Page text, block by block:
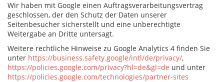
Wir haben mit Google einen Auftragsverarbeitungsvertrag
geschlossen, der den Schutz der Daten unserer
Seitenbesucher sicherstellt und eine unberechtigte
Weitergabe an Dritte untersagt.
Weitere rechtliche Hinweise zu Google Analytics 4 finden Sie
unter https://business.safety.google/intl/de/privacy/,
https://policies.google.com/privacy?hl=de&gl=de und unter
https://policies.google.com/technologies/partner-sites